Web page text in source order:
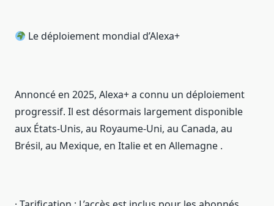
Le déploiement mondial d’Alexa+
Annoncé en 2025, Alexa+ a connu un déploiement
progressif. Il est désormais largement disponible
aux États-Unis, au Royaume-Uni, au Canada, au
Brésil, au Mexique, en Italie et en Allemagne .